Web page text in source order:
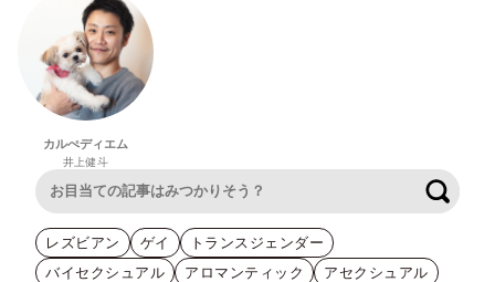
カルぺディエム
井上健斗
レズビアン ゲイ
トランスジェンダー
バイセクシュアル
アロマンティック
アセクシュアル